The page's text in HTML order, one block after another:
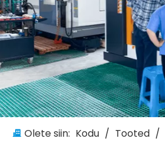
Olete siin: Kodu / Tooted /